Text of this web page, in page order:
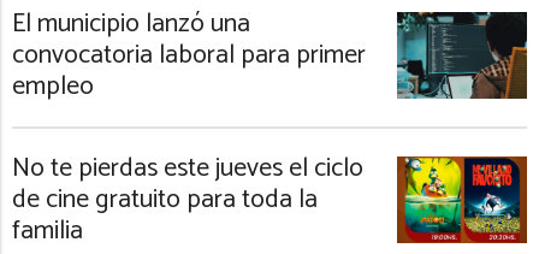
El municipio lanzó una
convocatoria laboral para primer
empleo
No te pierdas este jueves el ciclo
de cine gratuito para toda la
familia